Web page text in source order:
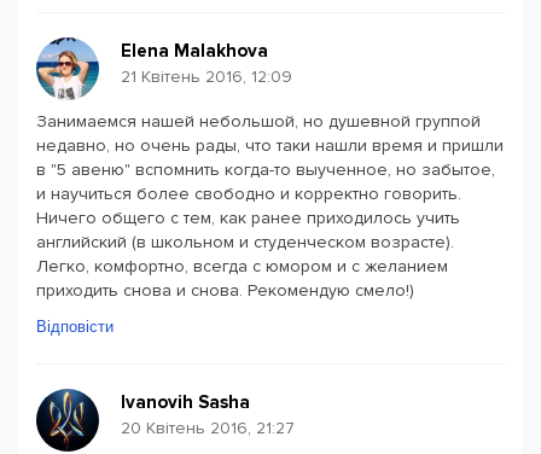
Elena Malakhova
21 Квітень 2016, 12:09
Занимаемся нашей небольшой, но душевной группой
недавно, но очень рады, что таки нашли время и пришли
в "5 авеню" вспомнить когда-то выученное, но забытое,
и научиться более свободно и корректно говорить.
Ничего общего с тем, как ранее приходилось учить
английский (в школьном и студенческом возрасте).
Легко, комфортно, всегда с юмором и с желанием
приходить снова и снова. Рекомендую смело!)
Відповісти
Ivanovih Sasha
20 Квітень 2016, 21:27